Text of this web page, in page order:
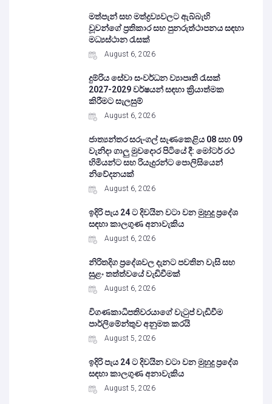
මත්පැන් සහ මත්ද්‍රව්‍යවලට ඇබ්බැහි
වූවන්ගේ ප්‍රතිකාර සහ පුනරුත්ථාපනය සඳහා
මධ්‍යස්ථාන රැසක්
August 6, 2026
දුම්රිය සේවා සංවර්ධන ව්‍යාපෘති රැසක්
2027-2029 වර්ෂයන් සඳහා ක්‍රියාත්මක
කිරීමට සැලසුම්
August 6, 2026
ජාත්‍යන්තර සරුංගල් සැණකෙළිය 08 සහ 09
වැනිදා ගාලු මුවදොර පිටියේ දී: මෝටර් රථ
හිමියන්ට සහ රියැදුරන්ට පොලිසියෙන්
නිවේදනයක්
August 6, 2026
ඉදිරි පැය 24 ට දිවයින වටා වන මුහුදු ප්‍රදේශ
සඳහා කාලගුණ අනාවැකිය
August 6, 2026
නිරිතදිග ප්‍රදේශවල දැනට පවතින වැසි සහ
සුළං තත්ත්වයේ වැඩිවීමක්
August 6, 2026
විගණකාධිපතිවරයාගේ වැටුප් වැඩිවීම
පාර්ලිමේන්තුව අනුමත කරයි
August 5, 2026
ඉදිරි පැය 24 ට දිවයින වටා වන මුහුදු ප්‍රදේශ
සඳහා කාලගුණ අනාවැකිය
August 5, 2026